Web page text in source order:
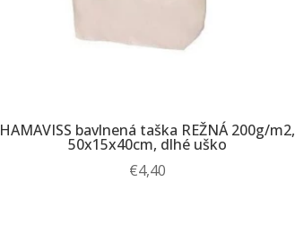
HAMAVISS bavlnená taška REŽNÁ 200g/m2,
50x15x40cm, dlhé uško
€4,40